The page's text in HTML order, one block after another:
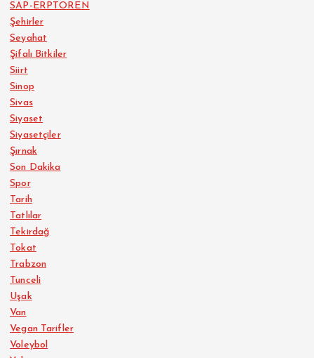
SAP-ERPTOREN
Şehirler
Seyahat
Şifalı Bitkiler
Siirt
Sinop
Sivas
Siyaset
Siyasetçiler
Şırnak
Son Dakika
Spor
Tarih
Tatlılar
Tekirdağ
Tokat
Trabzon
Tunceli
Uşak
Van
Vegan Tarifler
Voleybol